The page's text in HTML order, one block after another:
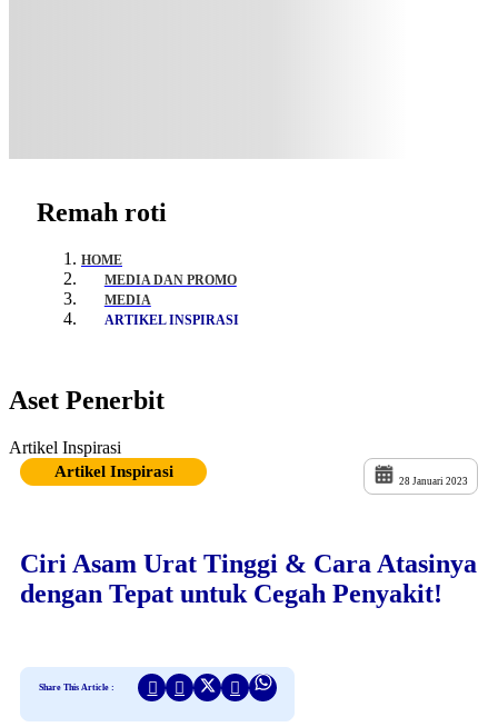
Remah roti
HOME
MEDIA DAN PROMO
MEDIA
ARTIKEL INSPIRASI
Aset Penerbit
Artikel Inspirasi
Artikel Inspirasi
28 Januari 2023
Ciri Asam Urat Tinggi & Cara Atasinya
dengan Tepat untuk Cegah Penyakit!
Share This Article :